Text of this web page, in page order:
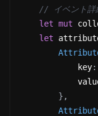
// イベント詳
let mut
let
            key
:
} ,